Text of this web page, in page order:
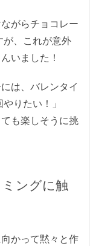
がらチョコレー
が、これが意外
いました！
は、バレンタイ
りたい！」
も楽しそうに挑
ングに触
かって黙々と作